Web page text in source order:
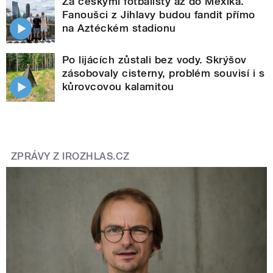
Fanoušci z Jihlavy budou fandit přímo
na Aztéckém stadionu
Po lijácích zůstali bez vody. Skrýšov
zásobovaly cisterny, problém souvisí i s
kůrovcovou kalamitou
ZPRÁVY Z IROZHLAS.CZ